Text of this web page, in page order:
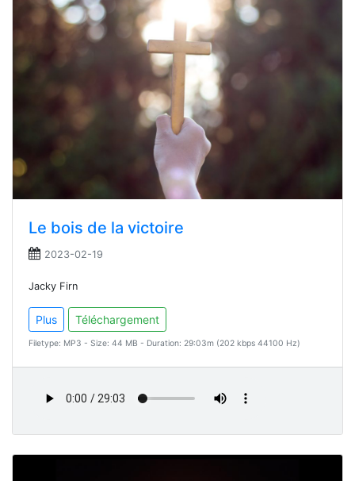
Le bois de la victoire
2023-02-19
Jacky Firn
Plus Téléchargement
Filetype: MP3 - Size: 44 MB - Duration: 29:03m (202 kbps 44100 Hz)